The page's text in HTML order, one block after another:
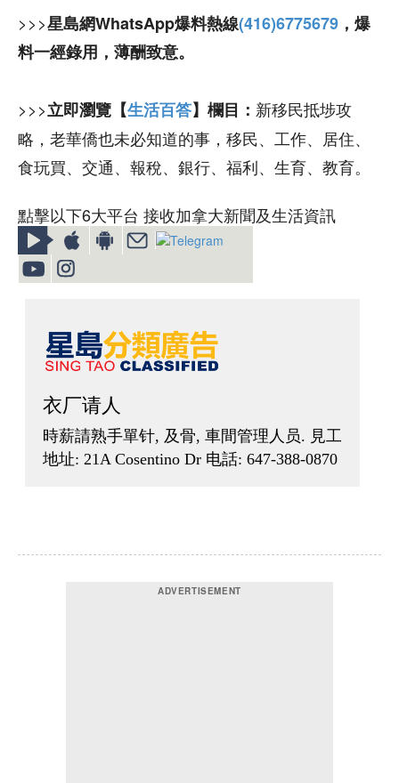
>>>星島網WhatsApp爆料熱線(416)6775679 ，爆
料一經錄用，薄酬致意。
>>>立即瀏覽【生活百答】欄目： 新移民抵埗攻
略，老華僑也未必知道的事，移民、工作、居住、
食玩買、交通、報稅、銀行、福利、生育、教育。
點擊以下6大平台 接收加拿大新聞及生活資訊